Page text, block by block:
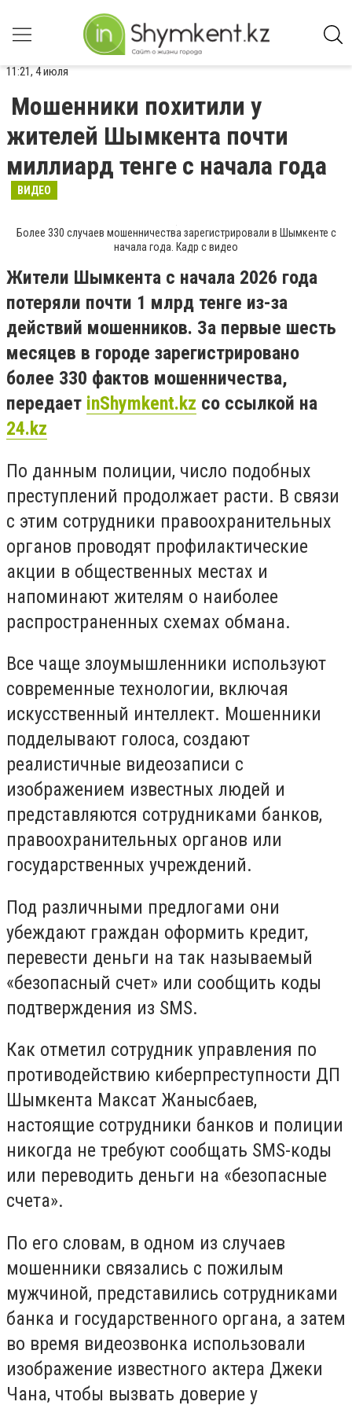
11:21, 4 июля
Мошенники похитили у
жителей Шымкента почти
миллиард тенге с начала года
ВИДЕО
Более 330 случаев мошенничества зарегистрировали в Шымкенте с
начала года. Кадр с видео
Жители Шымкента с начала 2026 года
потеряли почти 1 млрд тенге из-за
действий мошенников. За первые шесть
месяцев в городе зарегистрировано
более 330 фактов мошенничества,
передает inShymkent.kz со ссылкой на
24.kz
По данным полиции, число подобных
преступлений продолжает расти. В связи
с этим сотрудники правоохранительных
органов проводят профилактические
акции в общественных местах и
напоминают жителям о наиболее
распространенных схемах обмана.
Все чаще злоумышленники используют
современные технологии, включая
искусственный интеллект. Мошенники
подделывают голоса, создают
реалистичные видеозаписи с
изображением известных людей и
представляются сотрудниками банков,
правоохранительных органов или
государственных учреждений.
Под различными предлогами они
убеждают граждан оформить кредит,
перевести деньги на так называемый
«безопасный счет» или сообщить коды
подтверждения из SMS.
Как отметил сотрудник управления по
противодействию киберпреступности ДП
Шымкента Максат Жанысбаев,
настоящие сотрудники банков и полиции
никогда не требуют сообщать SMS-коды
или переводить деньги на «безопасные
счета».
По его словам, в одном из случаев
мошенники связались с пожилым
мужчиной, представились сотрудниками
банка и государственного органа, а затем
во время видеозвонка использовали
изображение известного актера Джеки
Чана, чтобы вызвать доверие у